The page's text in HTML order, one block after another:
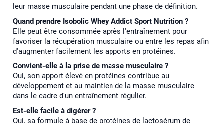
leur masse musculaire pendant une phase de définition.
Quand prendre Isobolic Whey Addict Sport Nutrition ?
Elle peut être consommée après l'entraînement pour
favoriser la récupération musculaire ou entre les repas afin
d'augmenter facilement les apports en protéines.
Convient-elle à la prise de masse musculaire ?
Oui, son apport élevé en protéines contribue au
développement et au maintien de la masse musculaire
dans le cadre d'un entraînement régulier.
Est-elle facile à digérer ?
Oui, sa formule à base de protéines de lactosérum de